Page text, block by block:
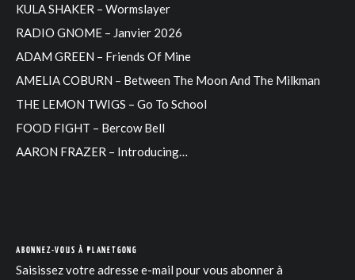
KULA SHAKER – Wormslayer
RADIO GNOME – Janvier 2026
ADAM GREEN – Friends Of Mine
AMELIA COBURN – Between The Moon And The Milkman
THE LEMON TWIGS – Go To School
FOOD FIGHT – Bercow Bell
AARON FRAZER – Introducing…
ABONNEZ-VOUS À PLANETGONG
Saisissez votre adresse e-mail pour vous abonner à